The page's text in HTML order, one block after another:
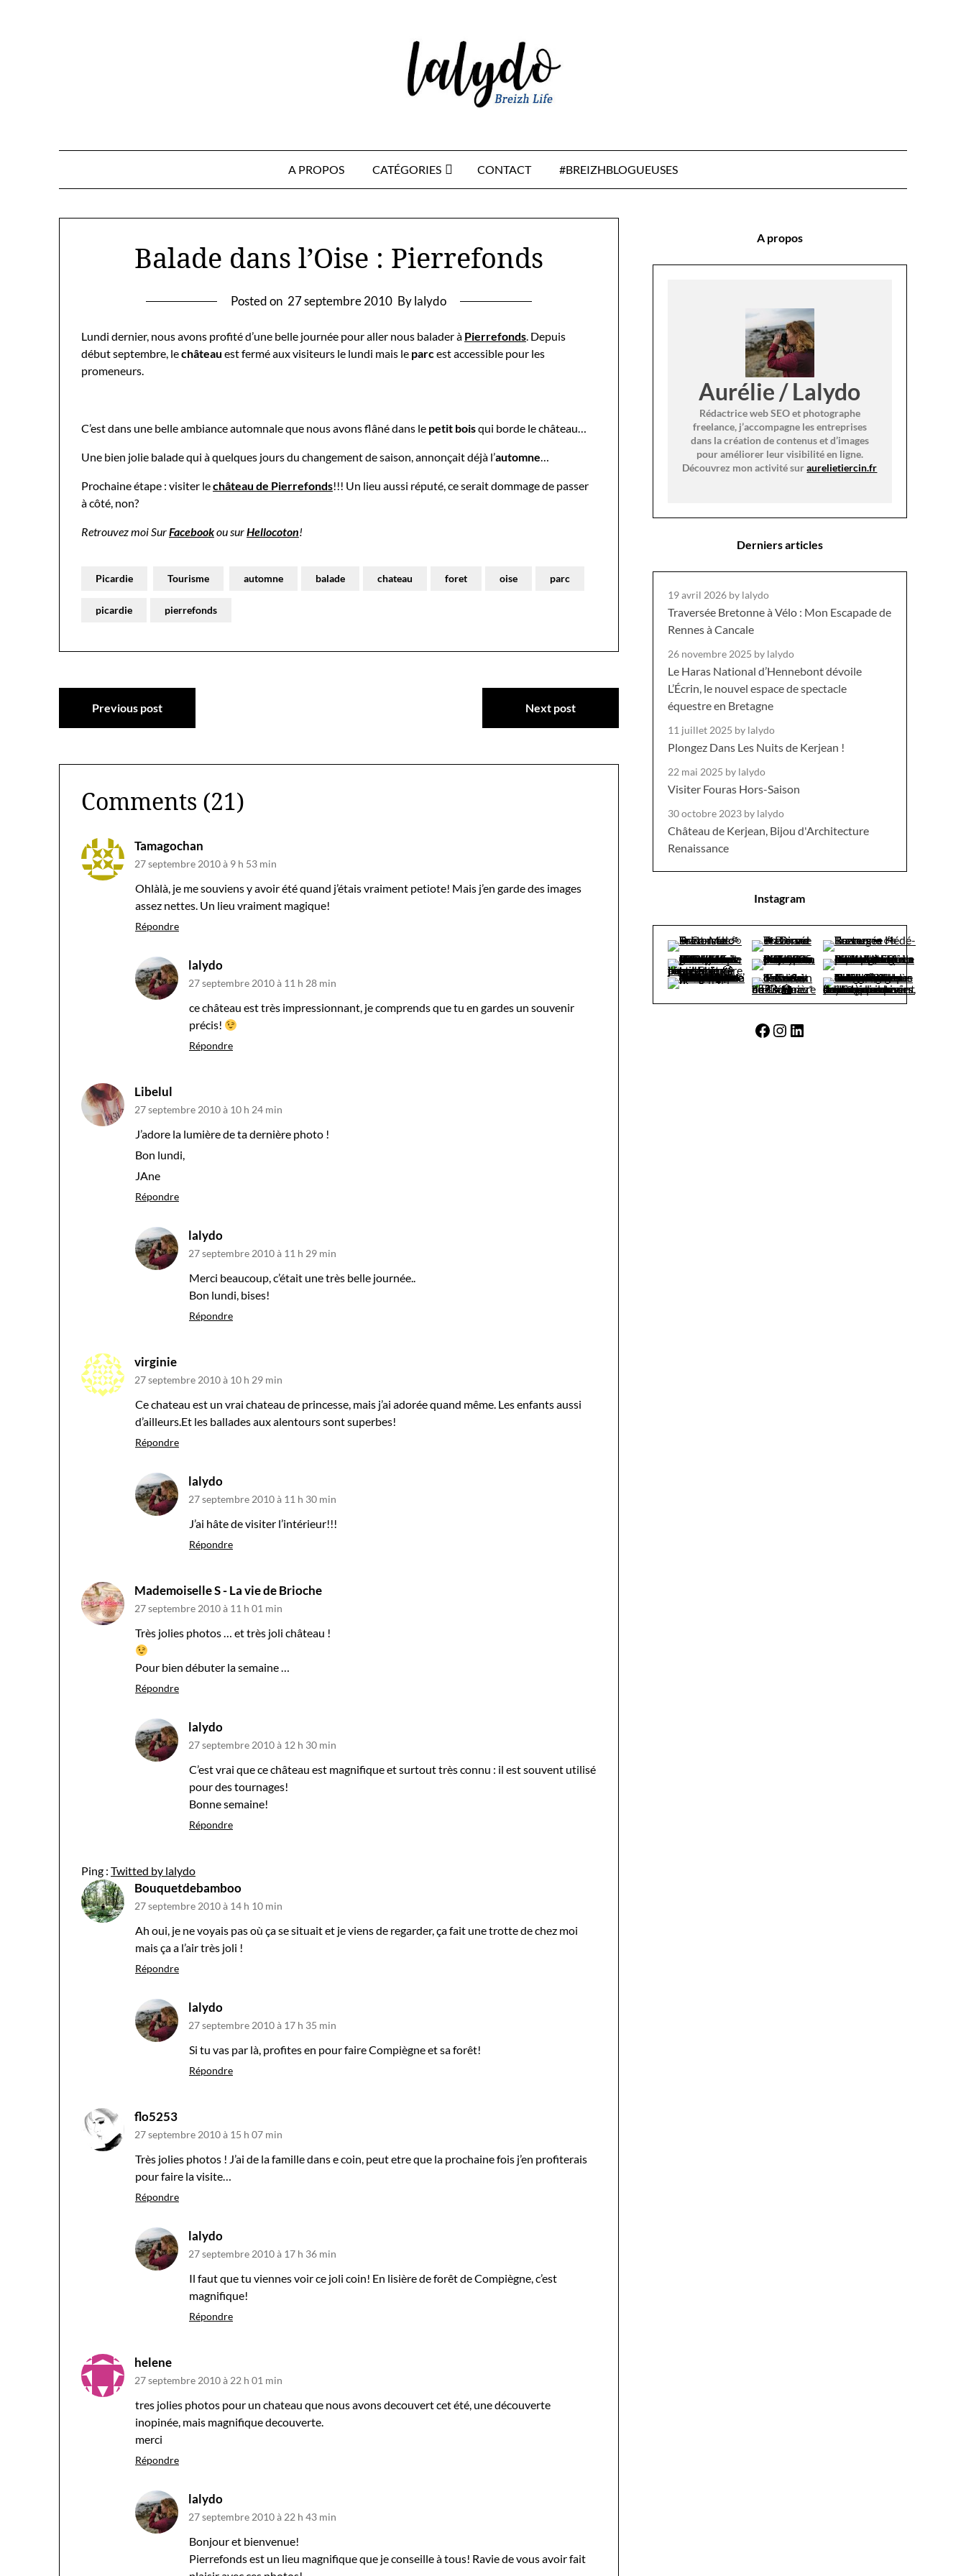
A PROPOS CATÉGORIES CONTACT #BREIZHBLOGUEUSES
Balade dans l’Oise : Pierrefonds
Posted on 27 septembre 2010 By lalydo
Lundi dernier, nous avons profité d’une belle journée pour aller nous balader à Pierrefonds. Depuis
début septembre, lechâteau est fermé aux visiteurs le lundi mais le parcest accessible pour les
promeneurs.
C’est dans une belle ambiance automnale que nous avons flâné dans le petit boisqui borde le château…
Une bien jolie balade qui à quelques jours du changement de saison, annonçait déjà l’automne…
Prochaine étape : visiter lechâteau de Pierrefonds!!! Un lieu aussi réputé, ce serait dommage de passer
à côté, non?
Retrouvez moi SurFacebookou surHellocoton!
Picardie Tourisme automne balade chateau foret oise parc
picardie pierrefonds
Navigation
de
l’article
Previous post Next post
Comments (21)
Tamagochan
27 septembre 2010 à 9 h 53 min
Ohlàlà, je me souviens y avoir été quand j’étais vraiment petiote! Mais j’en garde des images
assez nettes. Un lieu vraiment magique!
Répondre
lalydo
27 septembre 2010 à 11 h 28 min
ce château est très impressionnant, je comprends que tu en gardes un souvenir
précis!
Répondre
Libelul
27 septembre 2010 à 10 h 24 min
J’adore la lumière de ta dernière photo !
Bon lundi,
JAne
Répondre
lalydo
27 septembre 2010 à 11 h 29 min
Merci beaucoup, c’était une très belle journée..
Bon lundi, bises!
Répondre
virginie
27 septembre 2010 à 10 h 29 min
Ce chateau est un vrai chateau de princesse, mais j’ai adorée quand même. Les enfants aussi
d’ailleurs.Et les ballades aux alentours sont superbes!
Répondre
lalydo
27 septembre 2010 à 11 h 30 min
J’ai hâte de visiter l’intérieur!!!
Répondre
Mademoiselle S - La vie de Brioche
27 septembre 2010 à 11 h 01 min
Très jolies photos … et très joli château !
Pour bien débuter la semaine …
Répondre
lalydo
27 septembre 2010 à 12 h 30 min
C’est vrai que ce château est magnifique et surtout très connu : il est souvent utilisé
pour des tournages!
Bonne semaine!
Répondre
Ping : Twitted by lalydo
Bouquetdebamboo
27 septembre 2010 à 14 h 10 min
Ah oui, je ne voyais pas où ça se situait et je viens de regarder, ça fait une trotte de chez moi
mais ça a l’air très joli !
Répondre
lalydo
27 septembre 2010 à 17 h 35 min
Si tu vas par là, profites en pour faire Compiègne et sa forêt!
Répondre
flo5253
27 septembre 2010 à 15 h 07 min
Très jolies photos ! J’ai de la famille dans e coin, peut etre que la prochaine fois j’en profiterais
pour faire la visite…
Répondre
lalydo
27 septembre 2010 à 17 h 36 min
Il faut que tu viennes voir ce joli coin! En lisière de forêt de Compiègne, c’est
magnifique!
Répondre
helene
27 septembre 2010 à 22 h 01 min
tres jolies photos pour un chateau que nous avons decouvert cet été, une découverte
inopinée, mais magnifique decouverte.
merci
Répondre
lalydo
27 septembre 2010 à 22 h 43 min
Bonjour et bienvenue!
Pierrefonds est un lieu magnifique que je conseille à tous! Ravie de vous avoir fait
A propos
Aurélie / Lalydo
Rédactrice web SEO et photographe
freelance, j’accompagne les entreprises
dans la création de contenus et d’images
pour améliorer leur visibilité en ligne.
Découvrez mon activité suraurelietiercin.fr
Derniers articles
19 avril 2026 by lalydo
Traversée Bretonne à Vélo : Mon Escapade de
Rennes à Cancale
26 novembre 2025 by lalydo
Le Haras National d’Hennebont dévoile
L’Écrin, le nouvel espace de spectacle
équestre en Bretagne
11 juillet 2025 by lalydo
Plongez Dans Les Nuits de Kerjean !
22 mai 2025 by lalydo
Visiter Fouras Hors-Saison
30 octobre 2023 by lalydo
Château de Kerjean, Bijou d'Architecture
Renaissance
Instagram
Facebook
Instagram
LinkedIn